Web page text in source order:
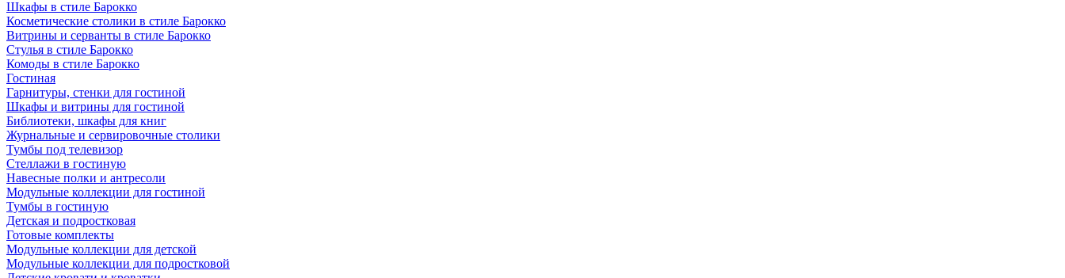
Шкафы в стиле Барокко
Косметические столики в стиле Барокко
Витрины и серванты в стиле Барокко
Стулья в стиле Барокко
Комоды в стиле Барокко
Гостиная
Гарнитуры, стенки для гостиной
Шкафы и витрины для гостиной
Библиотеки, шкафы для книг
Журнальные и сервировочные столики
Тумбы под телевизор
Стеллажи в гостиную
Навесные полки и антресоли
Модульные коллекции для гостиной
Тумбы в гостиную
Детская и подростковая
Готовые комплекты
Модульные коллекции для детской
Модульные коллекции для подростковой